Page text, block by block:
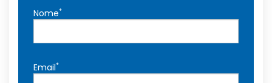
Nome*
Email*